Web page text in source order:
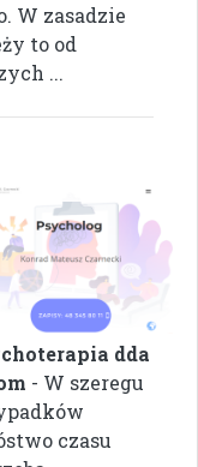
W zasadzie
to od
...
dda
- W szeregu
czasu